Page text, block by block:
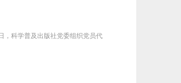
，科学普及出版社党委组织党员代